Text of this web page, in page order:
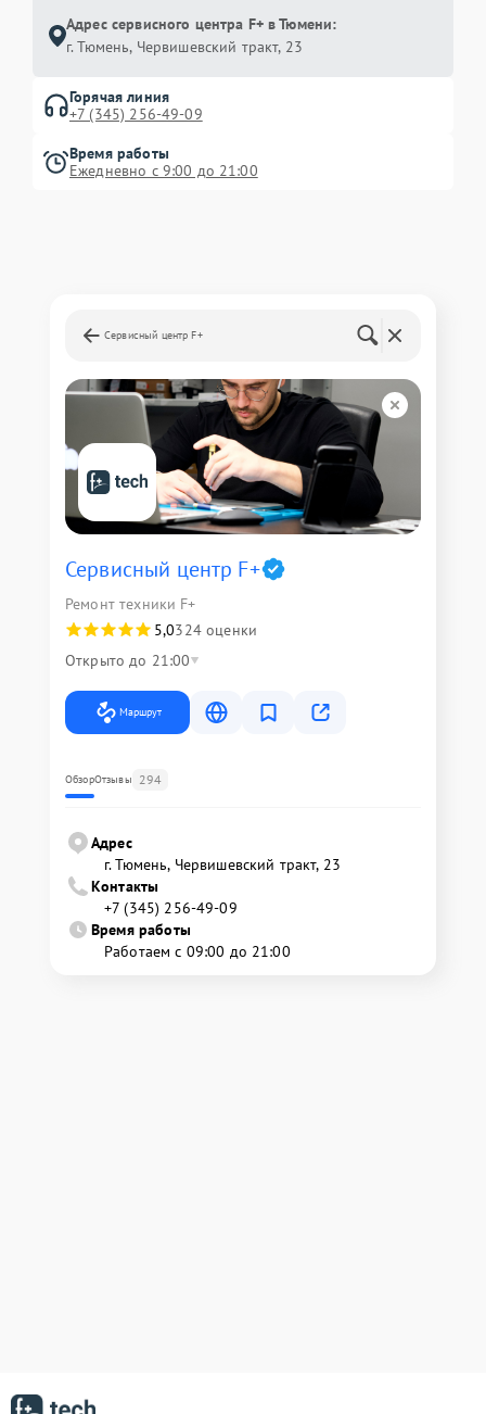
Адрес сервисного центра F+ в Тюмени:
г. Тюмень, ​Червишевский тракт, 23
Горячая линия
+7 (345) 256-49-09
Время работы
Ежедневно с 9:00 до 21:00
Сервисный центр F+
Сервисный центр F+
Ремонт техники F+
5,0324 оценки
Открыто до 21:00
Маршрут
ОбзорОтзывы 294
Адрес
г. Тюмень, ​Червишевский тракт, 23
Контакты
+7 (345) 256-49-09
Время работы
Работаем с 09:00 до 21:00